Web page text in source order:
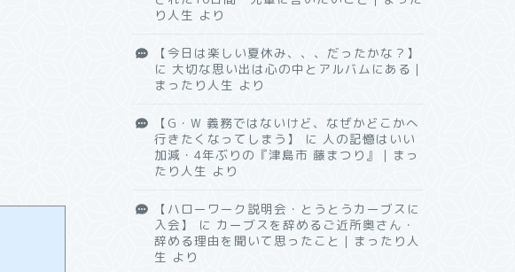
り人生 より
【今日は楽しい夏休み、、、だったかな？】
に 大切な思い出は心の中とアルバムにある｜
まったり人生 より
【G・W 義務ではないけど、なぜかどこかへ
行きたくなってしまう】
に 人の記憶はいい
加減・4年ぶりの『津島市 藤まつり』｜まっ
たり人生 より
【ハローワーク説明会・とうとうカーブスに
入会】
に カーブスを辞めるご近所奥さん・
辞める理由を聞いて思ったこと｜まったり人
生 より